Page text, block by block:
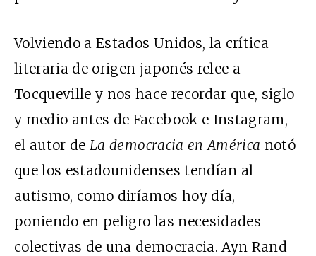
Volviendo a Estados Unidos, la crítica
literaria de origen japonés relee a
Tocqueville y nos hace recordar que, siglo
y medio antes de Facebook e Instagram,
el autor deLa democracia en América notó
que los estadounidenses tendían al
autismo, como diríamos hoy día,
poniendo en peligro las necesidades
colectivas de una democracia. Ayn Rand